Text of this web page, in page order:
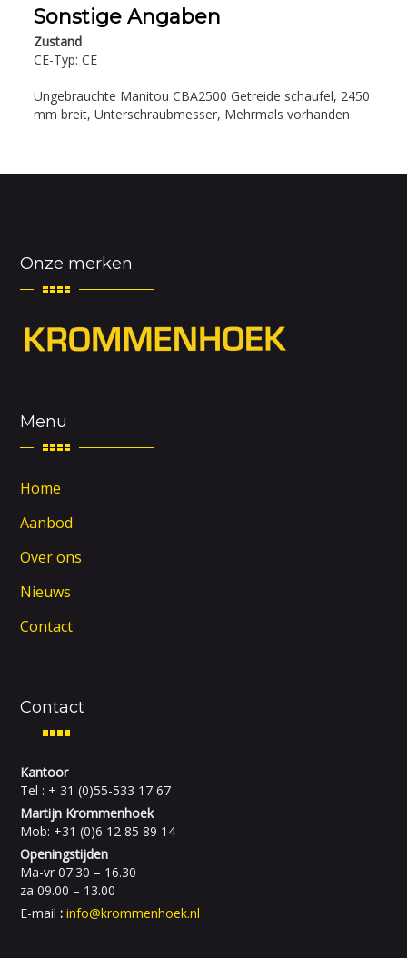
Sonstige Angaben
Zustand
CE-Typ: CE
Ungebrauchte Manitou CBA2500 Getreide schaufel, 2450
mm breit, Unterschraubmesser, Mehrmals vorhanden
Onze merken
Menu
Home
Aanbod
Over ons
Nieuws
Contact
Contact
Kantoor
Tel : + 31 (0)55-533 17 67
Martijn Krommenhoek
Mob: +31 (0)6 12 85 89 14
Openingstijden
Ma-vr 07.30 – 16.30
za 09.00 – 13.00
E-mail :info@krommenhoek.nl